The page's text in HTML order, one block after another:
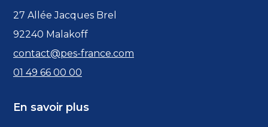
27 Allée Jacques Brel
92240 Malakoff
contact@pes-france.com
01 49 66 00 00
En savoir plus